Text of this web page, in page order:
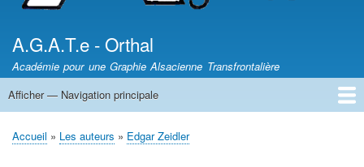
A.G.A.T.e - Orthal
Académie pour une Graphie Alsacienne Transfrontalière
Navigation
Afficher — Navigation principale
News - Nèikheit
DICTIONNAIRES /
Article de presse
Les auteurs
Sentiers des Poètes
Leçons d'Alsacien
Uf Elsassisch
Wortkaschtla
Qui somme nous ?
Fil
Accueil Les auteurs Edgar Zeidler